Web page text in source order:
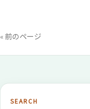
« 前のページ
SEARCH